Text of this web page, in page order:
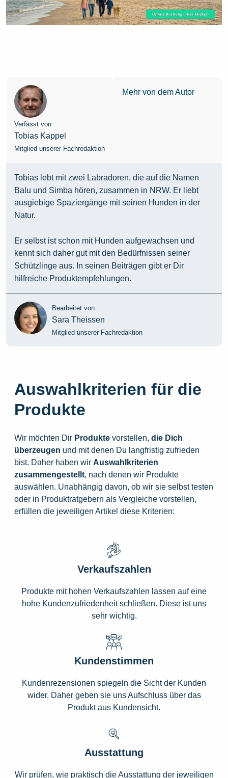
Verfasst von
Tobias Kappel
Mitglied unserer Fachredaktion
Mehr von dem Autor
Tobias lebt mit zwei Labradoren, die auf die Namen
Balu und Simba hören, zusammen in NRW. Er liebt
ausgiebige Spaziergänge mit seinen Hunden in der
Natur.
Er selbst ist schon mit Hunden aufgewachsen und
kennt sich daher gut mit den Bedürfnissen seiner
Schützlinge aus. In seinen Beiträgen gibt er Dir
hilfreiche Produktempfehlungen.
Bearbeitet von
Sara Theissen
Mitglied unserer Fachredaktion
Auswahlkriterien für die
Produkte
Wir möchten Dir Produkte vorstellen, die Dich
überzeugen und mit denen Du langfristig zufrieden
bist. Daher haben wir Auswahlkriterien
zusammengestellt, nach denen wir Produkte
auswählen. Unabhängig davon, ob wir sie selbst testen
oder in Produktratgebern als Vergleiche vorstellen,
erfüllen die jeweiligen Artikel diese Kriterien:
Verkaufszahlen
Produkte mit hohen Verkaufszahlen lassen auf eine
hohe Kundenzufriedenheit schließen. Diese ist uns
sehr wichtig.
Kundenstimmen
Kundenrezensionen spiegeln die Sicht der Kunden
wider. Daher geben sie uns Aufschluss über das
Produkt aus Kundensicht.
Ausstattung
Wir prüfen, wie praktisch die Ausstattung der jeweiligen